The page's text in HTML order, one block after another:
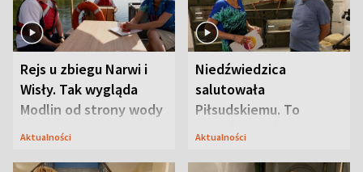
Rejs u zbiegu Narwi i
Wisły. Tak wygląda
Modlin od strony wody
Aktualności
Niedźwiedzica
salutowała
Piłsudskiemu. To
niejedyna tajemnica
Aktualności